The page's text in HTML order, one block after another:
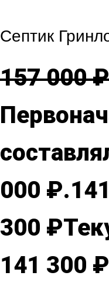
Септик
157 000₽
000 ₽.141
300 ₽
141 300